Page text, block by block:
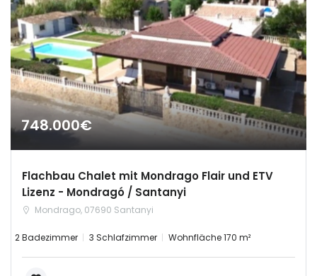
748.000€
Flachbau Chalet mit Mondrago Flair und ETV
Lizenz - Mondragó / Santanyi
Mondrago, 07690 Santanyi
2 Badezimmer 3 Schlafzimmer Wohnfläche 170 m²